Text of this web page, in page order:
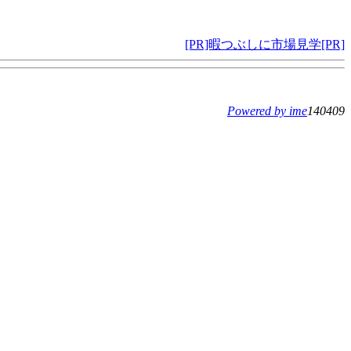
[PR]暇つぶしに市場見学[PR]
Powered by ime140409